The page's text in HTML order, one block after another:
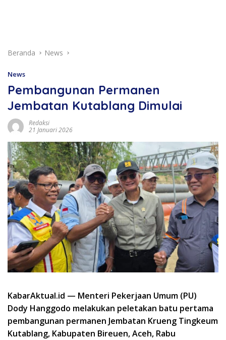
Beranda News
News
Pembangunan Permanen
Jembatan Kutablang Dimulai
Redaksi
21 Januari 2026
KabarAktual.id — Menteri Pekerjaan Umum (PU)
Dody Hanggodo melakukan peletakan batu pertama
pembangunan permanen Jembatan Krueng Tingkeum
Kutablang, Kabupaten Bireuen, Aceh, Rabu